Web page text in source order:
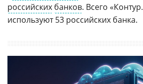
российских банков. Всего
используют 53 российских банка.